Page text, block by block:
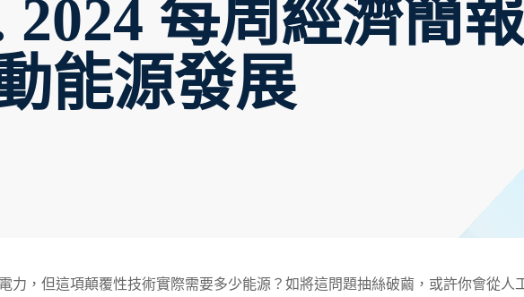
2024 每周經濟簡
能源發展
力，但這項顛覆性技術實際需要多少能源？如將這問題抽絲破繭，或許你會從人